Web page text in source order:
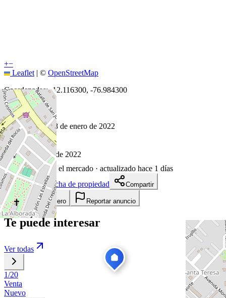
+−
Leaflet | © OpenStreetMap
Coordenadas:-12.116300, -76.984300
Cómo llegar
Publicado 28 de enero de 2022
21visitas
28 de enero de 2022
1655días en el mercado · actualizado hace 1 días
Descargar ficha de propiedad
Compartir
Añadir a tablero Reportar anuncio
Te puede interesar
Ver todas
1/20
Venta
Nuevo